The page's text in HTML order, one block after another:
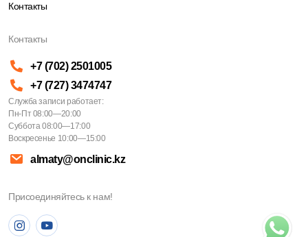
Контакты
Контакты
+7 (702) 2501005
+7 (727) 3474747
Служба записи работает:
Пн-Пт 08:00—20:00
Суббота 08:00—17:00
Воскресенье 10:00—15:00
almaty@onclinic.kz
Присоединяйтесь к нам!